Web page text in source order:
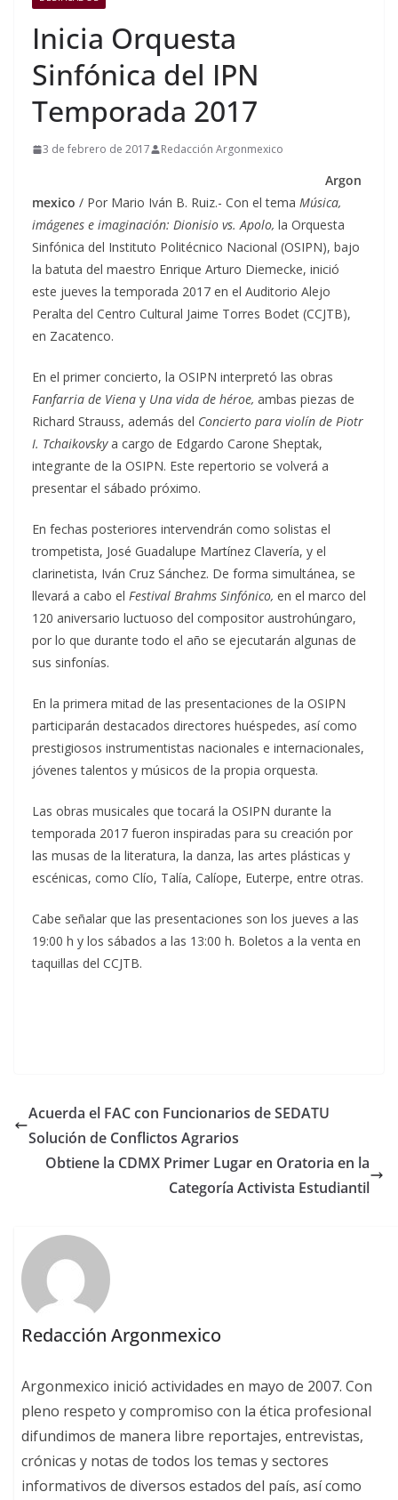
Inicia Orquesta
Sinfónica del IPN
Temporada 2017
3 de febrero de 2017 Redacción Argonmexico
Argon
mexico / Por Mario Iván B. Ruiz.- Con el tema Música,
imágenes e imaginación: Dionisio vs. Apolo, la Orquesta
Sinfónica del Instituto Politécnico Nacional (OSIPN), bajo
la batuta del maestro Enrique Arturo Diemecke, inició
este jueves la temporada 2017 en el Auditorio Alejo
Peralta del Centro Cultural Jaime Torres Bodet (CCJTB),
en Zacatenco.
En el primer concierto, la OSIPN interpretó las obras
Fanfarria de Viena y Una vida de héroe, ambas piezas de
Richard Strauss, además del Concierto para violín de Piotr
I. Tchaikovskya cargo de Edgardo Carone Sheptak,
integrante de la OSIPN. Este repertorio se volverá a
presentar el sábado próximo.
En fechas posteriores intervendrán como solistas el
trompetista, José Guadalupe Martínez Clavería, y el
clarinetista, Iván Cruz Sánchez. De forma simultánea, se
llevará a cabo el Festival Brahms Sinfónico, en el marco del
120 aniversario luctuoso del compositor austrohúngaro,
por lo que durante todo el año se ejecutarán algunas de
sus sinfonías.
En la primera mitad de las presentaciones de la OSIPN
participarán destacados directores huéspedes, así como
prestigiosos instrumentistas nacionales e internacionales,
jóvenes talentos y músicos de la propia orquesta.
Las obras musicales que tocará la OSIPN durante la
temporada 2017 fueron inspiradas para su creación por
las musas de la literatura, la danza, las artes plásticas y
escénicas, como Clío, Talía, Calíope, Euterpe, entre otras.
Cabe señalar que las presentaciones son los jueves a las
19:00 h y los sábados a las 13:00 h. Boletos a la venta en
taquillas del CCJTB.
Acuerda el FAC con Funcionarios de SEDATU
Solución de Conflictos Agrarios
Obtiene la CDMX Primer Lugar en Oratoria en la
Categoría Activista Estudiantil
Redacción Argonmexico
Argonmexico inició actividades en mayo de 2007. Con
pleno respeto y compromiso con la ética profesional
difundimos de manera libre reportajes, entrevistas,
crónicas y notas de todos los temas y sectores
informativos de diversos estados del país, así como